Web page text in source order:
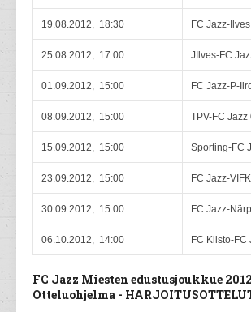
19.08.2012, 18:30 FC Jazz-
25.08.2012, 17:00 JIlves-FC
01.09.2012, 15:00 FC Jazz-P-
08.09.2012, 15:00 TPV-FC Jazz
15.09.2012, 15:00 Sporting-FC
23.09.2012, 15:00 FC Jazz-
30.09.2012, 15:00 FC Jazz-
06.10.2012, 14:00 FC Kiisto-FC
FC Jazz Miesten edustusjoukkue
Otteluohjelma -